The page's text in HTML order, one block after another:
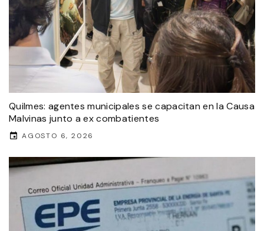
Quilmes: agentes municipales se capacitan en la Causa
Malvinas junto a ex combatientes
AGOSTO 6, 2026